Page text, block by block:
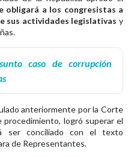
obligará a los congresistas a
sus actividades legislativas y
caso de corrupción
anteriormente por la Corte
logró superar el
ser conciliado con el texto
de Representantes.